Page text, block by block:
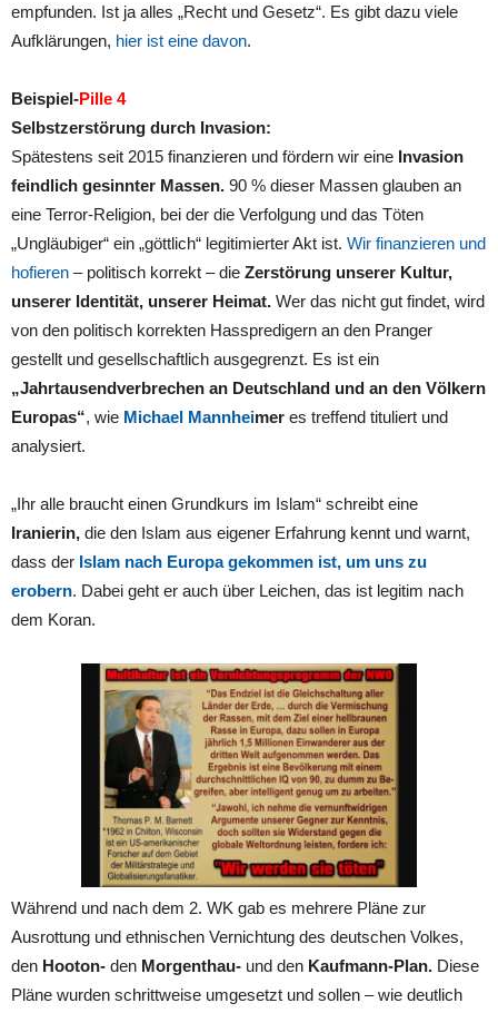
empfunden. Ist ja alles „Recht und Gesetz“. Es gibt dazu viele
Aufklärungen, hier ist eine davon.
Beispiel-Pille 4
Selbstzerstörung durch Invasion:
Spätestens seit 2015 finanzieren und fördern wir eine Invasion
feindlich gesinnter Massen. 90 % dieser Massen glauben an
eine Terror-Religion, bei der die Verfolgung und das Töten
„Ungläubiger“ ein „göttlich“ legitimierter Akt ist. Wir finanzieren und
hofieren – politisch korrekt – die Zerstörung unserer Kultur,
unserer Identität, unserer Heimat. Wer das nicht gut findet, wird
von den politisch korrekten Hasspredigern an den Pranger
gestellt und gesellschaftlich ausgegrenzt. Es ist ein
„Jahrtausendverbrechen an Deutschland und an den Völkern
Europas“, wie Michael Mannheimer es treffend tituliert und
analysiert.
„Ihr alle braucht einen Grundkurs im Islam“ schreibt eine
Iranierin, die den Islam aus eigener Erfahrung kennt und warnt,
dass der Islam nach Europa gekommen ist, um uns zu
erobern. Dabei geht er auch über Leichen, das ist legitim nach
dem Koran.
Während und nach dem 2. WK gab es mehrere Pläne zur
Ausrottung und ethnischen Vernichtung des deutschen Volkes,
den Hooton- den Morgenthau- und den Kaufmann-Plan. Diese
Pläne wurden schrittweise umgesetzt und sollen – wie deutlich